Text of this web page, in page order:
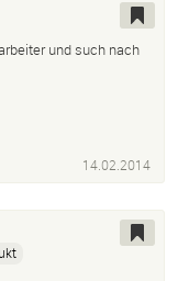
und such nach
14.02.2014